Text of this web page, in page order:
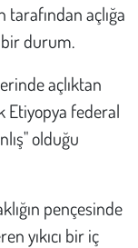
açlığa
durum.
açlıktan
Etiyopya federal
olduğu
pençesinde
yıkıcı bir iç